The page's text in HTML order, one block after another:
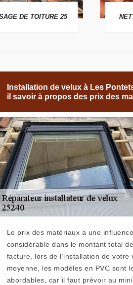
DE TOITURE 25
Installation de velux à Les
il savoir à propos des prix des
Le prix des matériaux a une influence
considérable dans le montant total
facture, lors de l’installation de votre
moyenne, les modèles en PVC sont
abordables, car il faut prévoir au